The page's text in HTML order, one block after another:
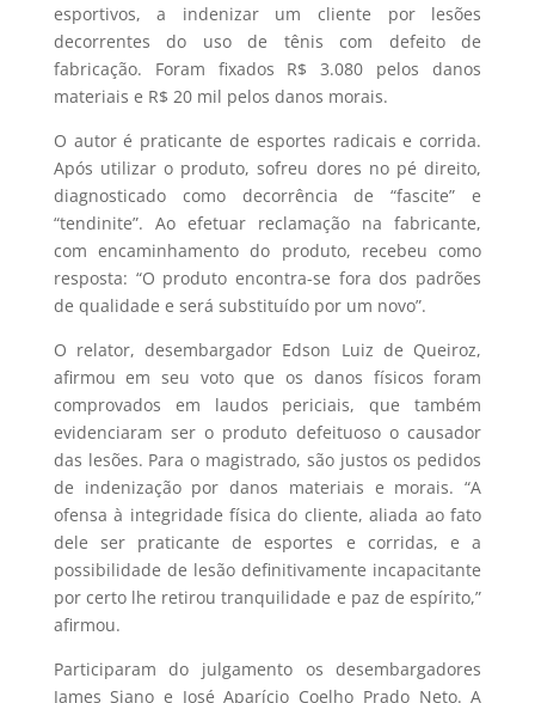
esportivos, a indenizar um cliente por lesões
decorrentes do uso de tênis com defeito de
fabricação. Foram fixados R$ 3.080 pelos danos
materiais e R$ 20 mil pelos danos morais.
O autor é praticante de esportes radicais e corrida.
Após utilizar o produto, sofreu dores no pé direito,
diagnosticado como decorrência de “fascite” e
“tendinite”. Ao efetuar reclamação na fabricante,
com encaminhamento do produto, recebeu como
resposta: “O produto encontra-se fora dos padrões
de qualidade e será substituído por um novo”.
O relator, desembargador Edson Luiz de Queiroz,
afirmou em seu voto que os danos físicos foram
comprovados em laudos periciais, que também
evidenciaram ser o produto defeituoso o causador
das lesões. Para o magistrado, são justos os pedidos
de indenização por danos materiais e morais. “A
ofensa à integridade física do cliente, aliada ao fato
dele ser praticante de esportes e corridas, e a
possibilidade de lesão definitivamente incapacitante
por certo lhe retirou tranquilidade e paz de espírito,”
afirmou.
Participaram do julgamento os desembargadores
James Siano e José Aparício Coelho Prado Neto. A